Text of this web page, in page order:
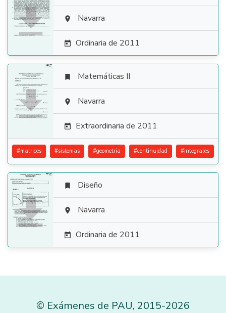
  Navarra
 Ordinaria de 2011

 Matemáticas II
 Navarra
 Extraordinaria de 2011
#matrices #sistemas #geometria #continuidad #integrales

 Diseño
 Navarra
 Ordinaria de 2011
© Exámenes de PAU, 2015-2026